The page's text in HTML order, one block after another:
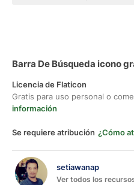
Barra De Búsqueda icono
Licencia de Flaticon
Gratis para uso personal o
información
Se requiere atribución ¿Cómo
setiawanap
Ver todos los